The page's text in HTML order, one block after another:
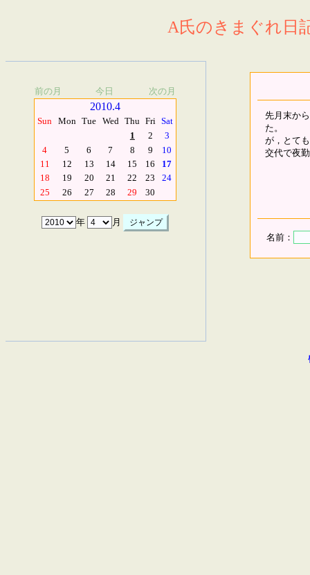
A氏のきまぐれ日
前の月 今日 次の月
2010.4
Sun Mon Tue Wed Thu Fri Sat
1
2
3
4
5 6 7 8 9
10
11
12 13 14 15 16
17
18
19 20 21 22 23
24
25
26 27 28 29 30
年 月
先月末か
た。
が，とて
交代で夜
名前：